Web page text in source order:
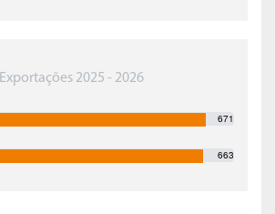
Exportações 2025 - 2026
671
663